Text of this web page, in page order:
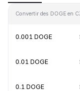
Convertir des DOGE en
0.001 DOGE
0.01 DOGE
0.1 DOGE